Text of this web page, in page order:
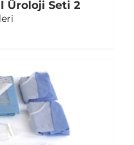
Üroloji Seti 2